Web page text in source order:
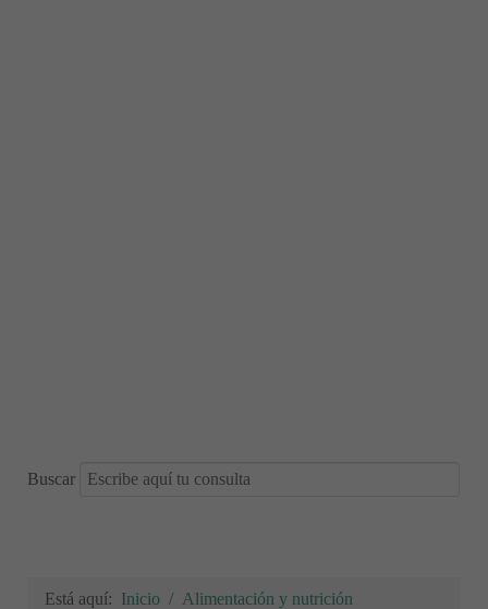
Buscar
Está aquí: Inicio
Alimentación y nutrición